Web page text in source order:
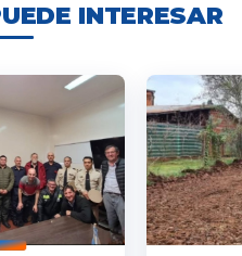
INTERESAR